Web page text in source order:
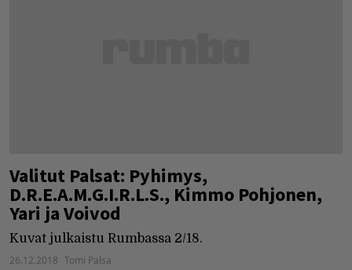
Valitut Palsat: Pyhimys,
D.R.E.A.M.G.I.R.L.S., Kimmo Pohjonen,
Yari ja Voivod
Kuvat julkaistu Rumbassa 2/18.
26.12.2018 Tomi Palsa